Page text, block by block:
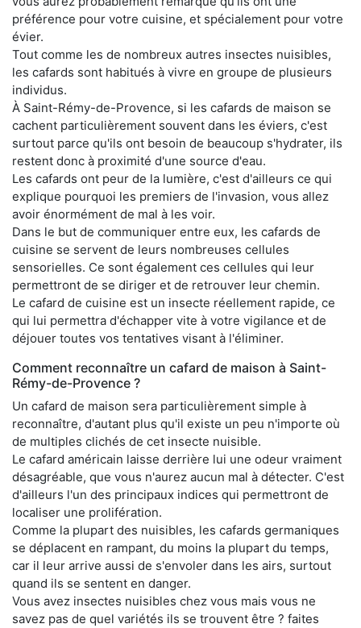
préférence pour votre cuisine, et spécialement pour votre
évier.
Tout comme les de nombreux autres insectes nuisibles,
les cafards sont habitués à vivre en groupe de plusieurs
individus.
À Saint-Rémy-de-Provence, si les cafards de maison se
cachent particulièrement souvent dans les éviers, c'est
surtout parce qu'ils ont besoin de beaucoup s'hydrater, ils
restent donc à proximité d'une source d'eau.
Les cafards ont peur de la lumière, c'est d'ailleurs ce qui
explique pourquoi les premiers de l'invasion, vous allez
avoir énormément de mal à les voir.
Dans le but de communiquer entre eux, les cafards de
cuisine se servent de leurs nombreuses cellules
sensorielles. Ce sont également ces cellules qui leur
permettront de se diriger et de retrouver leur chemin.
Le cafard de cuisine est un insecte réellement rapide, ce
qui lui permettra d'échapper vite à votre vigilance et de
déjouer toutes vos tentatives visant à l'éliminer.
Comment reconnaître un cafard de maison à Saint-
Rémy-de-Provence ?
Un cafard de maison sera particulièrement simple à
reconnaître, d'autant plus qu'il existe un peu n'importe où
de multiples clichés de cet insecte nuisible.
Le cafard américain laisse derrière lui une odeur vraiment
désagréable, que vous n'aurez aucun mal à détecter. C'est
d'ailleurs l'un des principaux indices qui permettront de
localiser une prolifération.
Comme la plupart des nuisibles, les cafards germaniques
se déplacent en rampant, du moins la plupart du temps,
car il leur arrive aussi de s'envoler dans les airs, surtout
quand ils se sentent en danger.
Vous avez insectes nuisibles chez vous mais vous ne
savez pas de quel variétés ils se trouvent être ? faites